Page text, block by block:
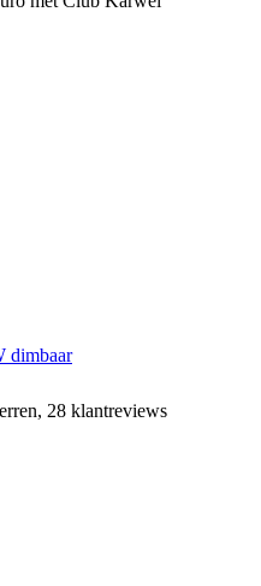
dimbaar
28 klantreviews